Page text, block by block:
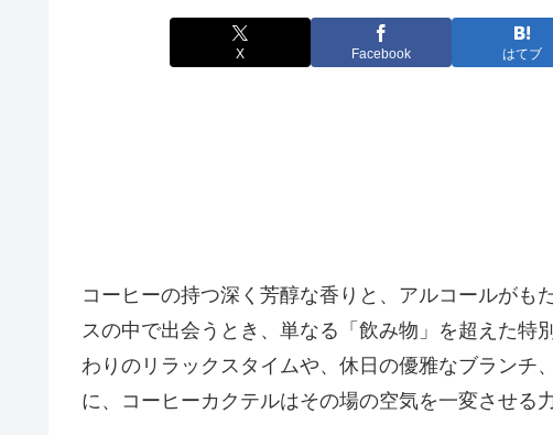
X Facebook はてブ
コーヒーの持つ深く芳醇な香りと、アルコールがも
スの中で出会うとき、単なる「飲み物」を超えた特
わりのリラックスタイムや、休日の優雅なブランチ
に、コーヒーカクテルはその場の空気を一変させる